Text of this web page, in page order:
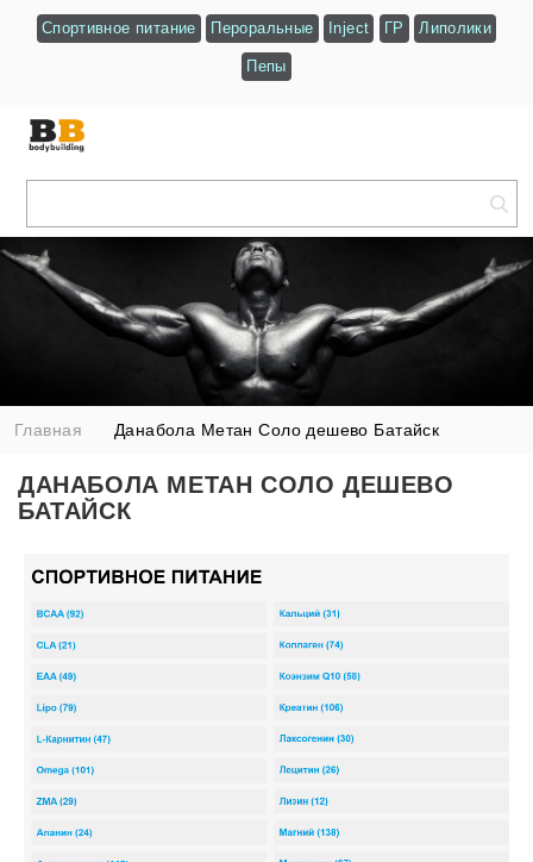
Спортивное питание Пероральные Inject ГР Липолики
Пепы
Главная Данабола Метан Соло дешево Батайск
ДАНАБОЛА МЕТАН СОЛО ДЕШЕВО
БАТАЙСК